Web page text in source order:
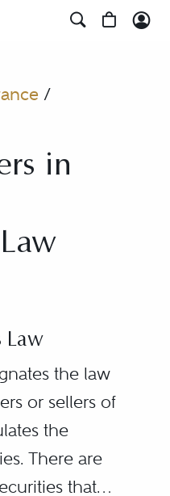
/
in
Law
the law
or sellers of
the
There are
that